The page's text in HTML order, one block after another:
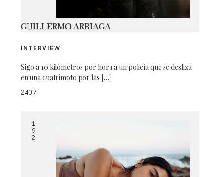
BOTTEGA-SPREAD-MID
GUILLERMO ARRIAGA
INTERVIEW
Sigo a 10 kilómetros por hora a un policía que se desliza
en una cuatrimoto por las […]
2407
1
9
2